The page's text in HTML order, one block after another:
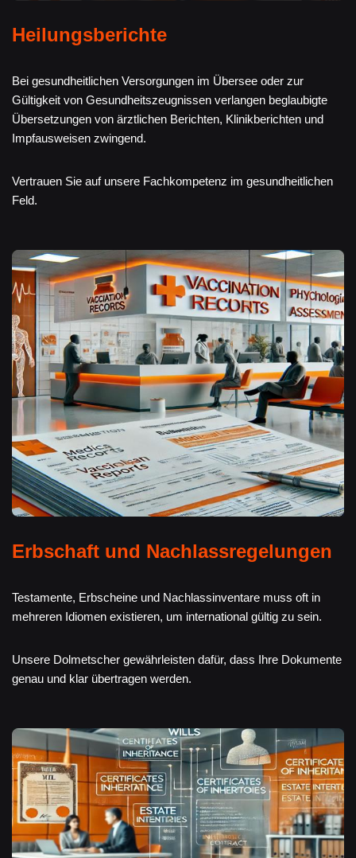
Heilungsberichte
Bei gesundheitlichen Versorgungen im Übersee oder zur
Gültigkeit von Gesundheitszeugnissen verlangen beglaubigte
Übersetzungen von ärztlichen Berichten, Klinikberichten und
Impfausweisen zwingend.
Vertrauen Sie auf unsere Fachkompetenz im gesundheitlichen
Feld.
Erbschaft und Nachlassregelungen
Testamente, Erbscheine und Nachlassinventare muss oft in
mehreren Idiomen existieren, um international gültig zu sein.
Unsere Dolmetscher gewährleisten dafür, dass Ihre Dokumente
genau und klar übertragen werden.